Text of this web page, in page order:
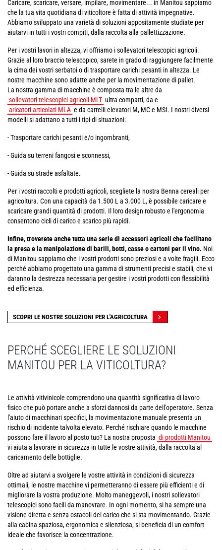
Caricare, scaricare, versare, impilare, movimentare... in Manitou sappiamo
che la tua vita quotidiana di viticoltore è fatta di attività impegnative.
Abbiamo sviluppato una varietà di soluzioni appositamente studiate per
aiutarvi in tutti i vostri compiti, dalla raccolta alla pallettizzazione.
Per i vostri lavori in altezza, vi offriamo i sollevatori telescopici agricoli.
Grazie al loro braccio telescopico, sarete in grado di raggiungere facilmente
la cima dei vostri serbatoi o di trasportare carichi pesanti in altezza. Le
nostre macchine sono adatte anche per la movimentazione di pallet.
La nostra gamma di macchine è composta tra le altre da
sollevatori telescopici agricoli MLT ultra compatti, da c
aricatori articolati MLA e da carrelli elevatori M, MC e MSI. I nostri diversi
modelli si adattano a tutti i tipi di situazioni:
- Trasportare carichi pesanti e/o ingombranti,
- Guida su terreni fangosi e sconnessi,
- Guida su strade asfaltate.
Per i vostri raccolti e prodotti agricoli, scegliete la nostra Benna cereali per
agricoltura. Con una capacità da 1.500 L a 3.000 L, è possibile caricare e
scaricare grandi quantità di prodotti. Il loro design robusto e l'ergonomia
consentono cicli di carico e scarico più rapidi.
Infine, troverete anche tutta una serie di accessori agricoli che facilitano
la presa e la manipolazione di barili, botti, casse o cartoni per il vino. Noi
di Manitou sappiamo che i vostri prodotti sono preziosi e a volte fragili. Ecco
perché abbiamo progettato una gamma di strumenti precisi e stabili, che vi
daranno la destrezza necessaria per gestire i vostri prodotti con flessibilità
ed efficienza.
SCOPRI LE NOSTRE SOLUZIONI PER L'AGRICOLTURA
PERCHÉ SCEGLIERE LE SOLUZIONI
MANITOU PER LA VITICOLTURA?
Le attività vitivinicole comprendono una quantità significativa di lavoro
fisico che può portare anche a sforzi dannosi da parte dell'operatore. Senza
l'aiuto di macchinari specifici, la movimentazione manuale presenta un
rischio di incidente talvolta elevato. Perché rischiare quando le macchine
possono fare il lavoro al posto tuo? La nostra proposta di prodotti Manitou
vi aiuta a lavorare in sicurezza in tutte le vostre attività, dalla raccolta al
caricamento delle bottiglie.
Oltre ad aiutarvi a svolgere le vostre attività in condizioni di sicurezza
ottimali, le nostre macchine vi permetteranno di essere più efficienti e di
migliorare la vostra produzione. Molto maneggevoli, i nostri sollevatori
telescopici sono facili da manovrare. In ogni momento, si ha sempre una
visione diretta e senza ostacoli del carico che si sta movimentando. Grazie
alla cabina spaziosa, ergonomica e silenziosa, si beneficia di un comfort
ideale che favorisce la concentrazione.